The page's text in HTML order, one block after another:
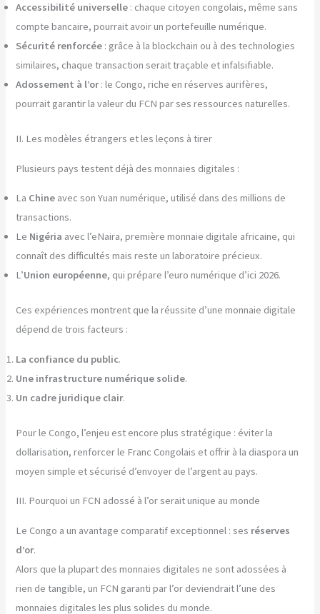
Accessibilité universelle : chaque citoyen congolais, même sans
compte bancaire, pourrait avoir un portefeuille numérique.
Sécurité renforcée : grâce à la blockchain ou à des technologies
similaires, chaque transaction serait traçable et infalsifiable.
Adossement à l’or: le Congo, riche en réserves aurifères,
pourrait garantir la valeur du FCN par ses ressources naturelles.
II. Les modèles étrangers et les leçons à tirer
Plusieurs pays testent déjà des monnaies digitales :
La Chine avec son Yuan numérique, utilisé dans des millions de
transactions.
Le Nigéria avec l’eNaira, première monnaie digitale africaine, qui
connaît des difficultés mais reste un laboratoire précieux.
L’Union européenne, qui prépare l’euro numérique d’ici 2026.
Ces expériences montrent que la réussite d’une monnaie digitale
dépend de trois facteurs :
La confiance du public.
Une infrastructure numérique solide.
Un cadre juridique clair.
Pour le Congo, l’enjeu est encore plus stratégique : éviter la
dollarisation, renforcer le Franc Congolais et offrir à la diaspora un
moyen simple et sécurisé d’envoyer de l’argent au pays.
III. Pourquoi un FCN adossé à l’or serait unique au monde
Le Congo a un avantage comparatif exceptionnel : ses réserves
d’or.
Alors que la plupart des monnaies digitales ne sont adossées à
rien de tangible, un FCN garanti par l’or deviendrait l’une des
monnaies digitales les plus solides du monde.